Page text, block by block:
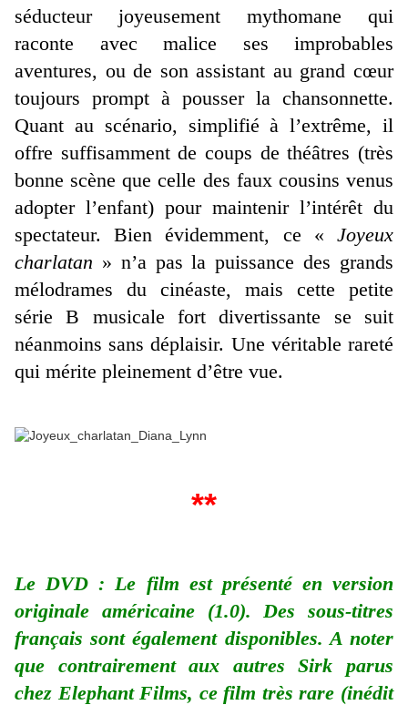
séducteur joyeusement mythomane qui
raconte avec malice ses improbables
aventures, ou de son assistant au grand cœur
toujours prompt à pousser la chansonnette.
Quant au scénario, simplifié à l’extrême, il
offre suffisamment de coups de théâtres (très
bonne scène que celle des faux cousins venus
adopter l’enfant) pour maintenir l’intérêt du
spectateur. Bien évidemment, ce « Joyeux
charlatan » n’a pas la puissance des grands
mélodrames du cinéaste, mais cette petite
série B musicale fort divertissante se suit
néanmoins sans déplaisir. Une véritable rareté
qui mérite pleinement d’être vue.
**
Le DVD : Le film est présenté en version
originale américaine (1.0). Des sous-titres
français sont également disponibles. A noter
que contrairement aux autres Sirk parus
chez Elephant Films, ce film très rare (inédit